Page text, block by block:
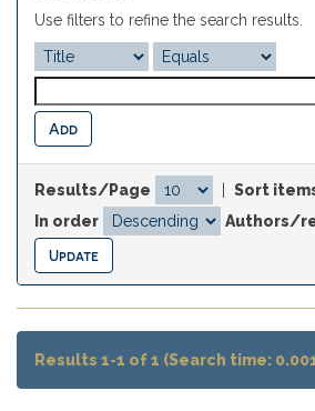
Use filters to refine the search results.
Results/Page
Sort
In order
Authors/
Results 1-1 of 1 (Search time: